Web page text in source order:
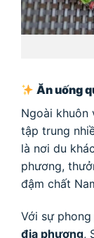
Ăn uống
Ngoài khuôn
tập trung
là nơi du
phương,
đậm chất
Với sự
địa phương,